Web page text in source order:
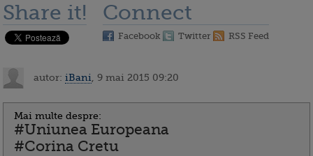
Share it! Connect
Facebook Twitter RSS Feed
autor: iBani , 9 mai 2015 09:20
Mai multe despre:
#Uniunea Europeana
#Corina Cretu